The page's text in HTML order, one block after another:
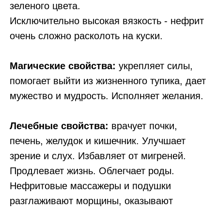
зеленого цвета.
Исключительно высокая вязкость - нефрит
очень сложно расколоть на куски.
Магические свойства: укрепляет силы,
помогает выйти из жизненного тупика, дает
мужество и мудрость. Исполняет желания.
Лечебные свойства: врачует почки,
печень, желудок и кишечник. Улучшает
зрение и слух. Избавляет от мигреней.
Продлевает жизнь. Облегчает роды.
Нефритовые массажеры и подушки
разглаживают морщины, оказывают